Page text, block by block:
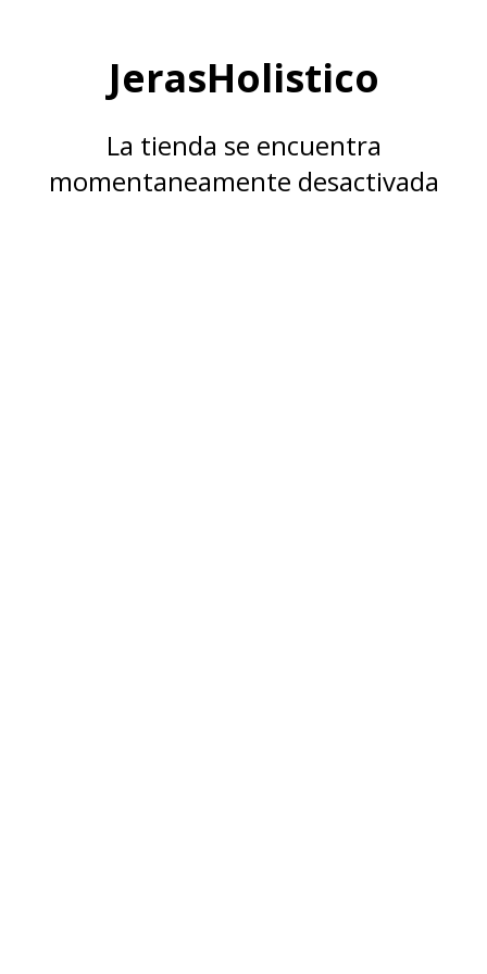
JerasHolistico
La tienda se encuentra
momentaneamente desactivada